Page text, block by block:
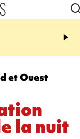
05:30
téléphérique Papang à
et Ouest
la nuit